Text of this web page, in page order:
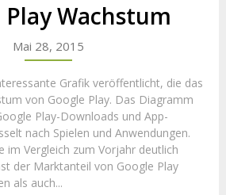
Play Wachstum
Mai 28, 2015
Grafik veröffentlicht, die das
von Google Play. Das Diagramm
Play-Downloads und App-
nach Spielen und Anwendungen.
im Vergleich zum Vorjahr deutlich
der Marktanteil von Google Play
als auch...